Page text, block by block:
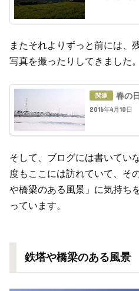
またそれよりずっと前には、
写真を撮ったりしてきました。
春の
2016年4月10日
そして、ブログには書いてい
度もここには訪れていて、そ
や橋梁のある風景」に気持ち
っています。
鉄塔や橋梁のある風景